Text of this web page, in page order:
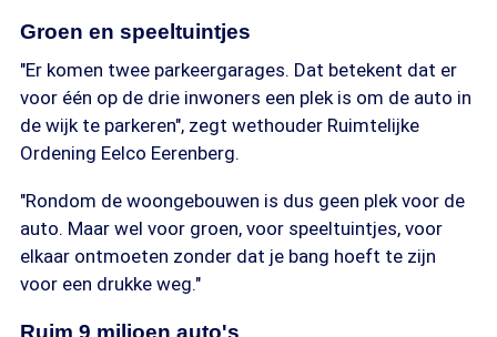
Groen en speeltuintjes
"Er komen twee parkeergarages. Dat betekent dat er
voor één op de drie inwoners een plek is om de auto in
de wijk te parkeren", zegt wethouder Ruimtelijke
Ordening Eelco Eerenberg.
"Rondom de woongebouwen is dus geen plek voor de
auto. Maar wel voor groen, voor speeltuintjes, voor
elkaar ontmoeten zonder dat je bang hoeft te zijn
voor een drukke weg."
Ruim 9 miljoen auto's